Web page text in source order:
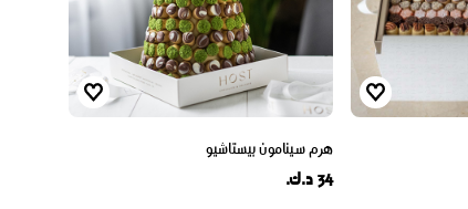
هرم سينامون بيستاشيو
34 د.ك.